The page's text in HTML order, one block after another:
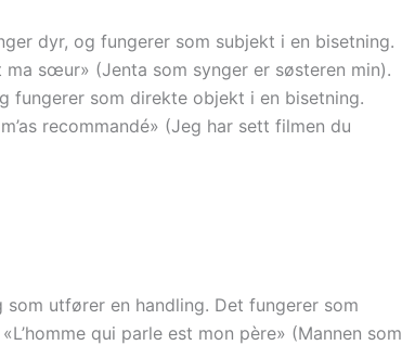
dyr, og fungerer som subjekt i en bisetning.
sœur» (Jenta som synger er søsteren min).
fungerer som direkte objekt i en bisetning.
recommandé» (Jeg har sett filmen du
utfører en handling. Det fungerer som
qui parle est mon père» (Mannen som